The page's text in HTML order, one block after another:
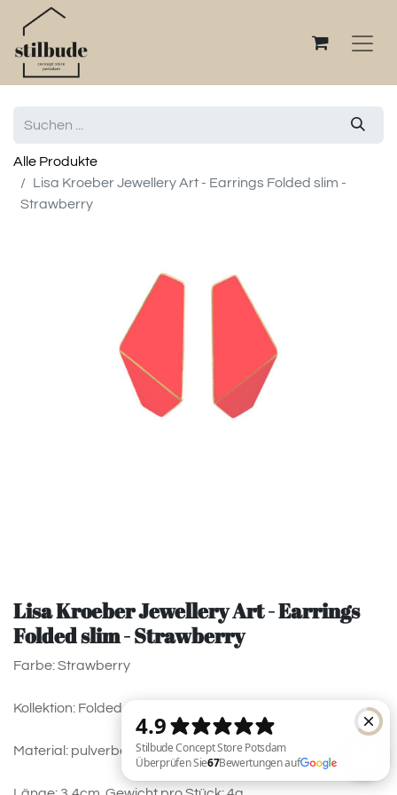
Alle Produkte
Lisa Kroeber Jewellery Art - Earrings Folded slim -
Strawberry
Lisa Kroeber Jewellery Art - Earrings
Folded slim - Strawberry
Farbe: Strawberry
Kollektion: Folded slim
Material: pulverbeschichtetes Messing, 925 Silver